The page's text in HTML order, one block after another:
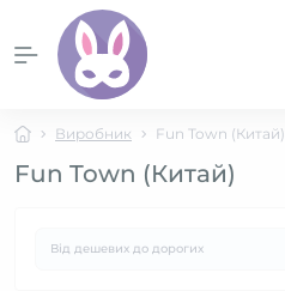
Виробник Fun Town (Китай)
Fun Town (Китай)